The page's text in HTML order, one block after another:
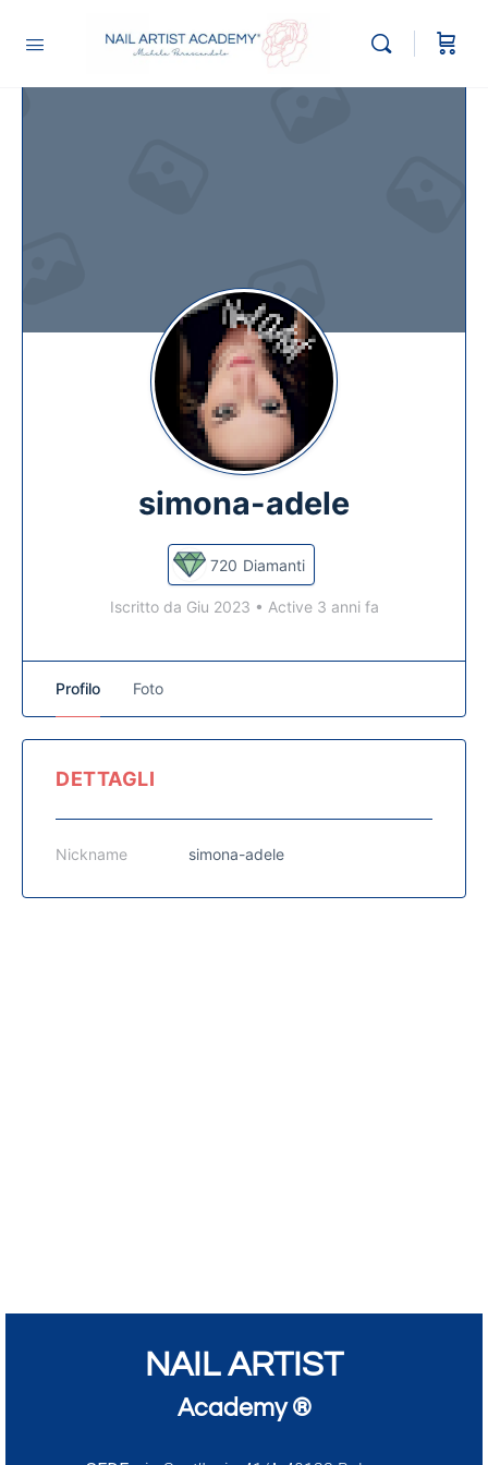
simona-adele
720 Diamanti
Iscritto da Giu 2023 • Active 3 anni fa
Profilo Foto
DETTAGLI
Nickname simona-adele
NAIL ARTIST
Academy ®